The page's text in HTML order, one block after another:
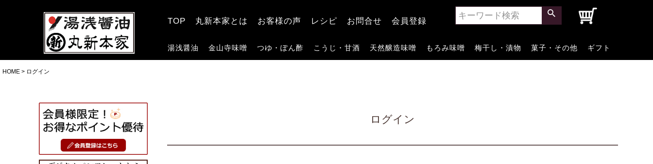
TOP 丸新本家とは お客様の声 レシピ お問合せ 会員登録
湯浅醤油 金山寺味噌 つゆ・ぽん酢 こうじ・甘酒 天然醸造味噌 もろみ味噌 梅干し・漬物 菓子・その他 ギフト
HOME ログイン
ログイン